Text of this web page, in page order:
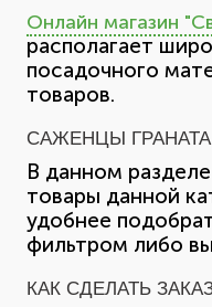
Онлайн магазин
располагает
посадочного
товаров.
САЖЕНЦЫ ГРАНАТА
В данном
товары данной
удобнее
фильтром либо
КАК СДЕЛАТЬ